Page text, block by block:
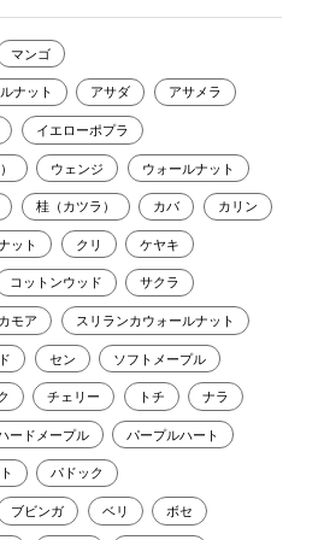
マンゴ
ナット アサダ アサメラ
イエローポプラ
ウェンジ ウォールナット
桂（カツラ） カバ カリン
ット クリ ケヤキ
コットンウッド サクラ
モア スリランカウォールナット
セン ソフトメープル
チェリー トチ ナラ
ードメープル パープルハート
パドック
ブビンガ ベリ ボセ